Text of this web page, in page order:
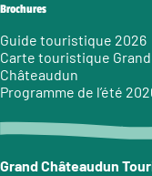
Brochures
Guide touristique 2026
Carte touristique Grand
Châteaudun
Programme de l’été
Grand Châteaudun